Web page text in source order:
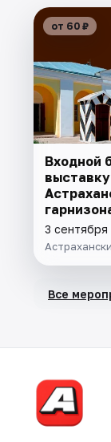
от 60 ₽
Входной
3 сентября
Все